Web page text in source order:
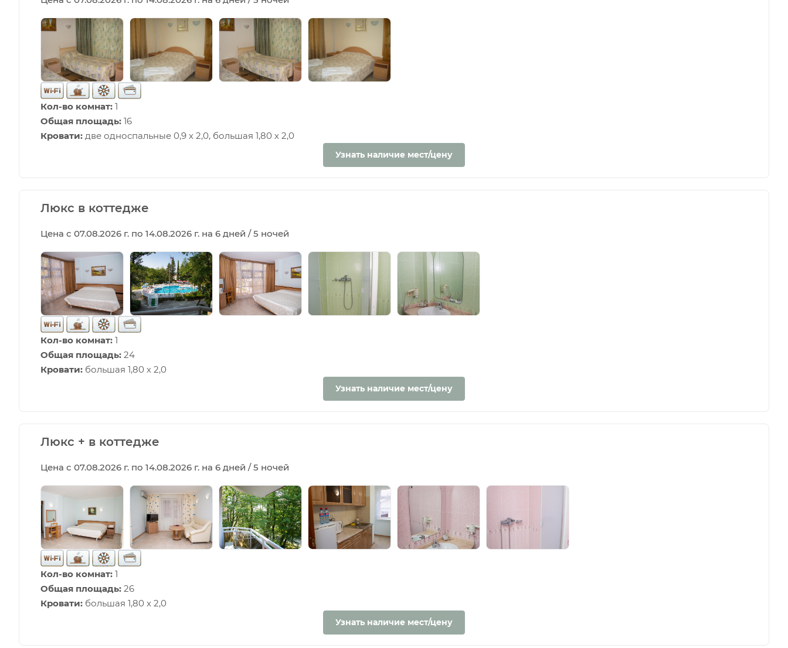
Кол-во комнат: 1
Общая площадь: 16
Кровати: две односпальные 0,9 х 2,0, большая 1,80 х 2,0
Узнать наличие мест/цену
Люкс в коттедже
Цена с 07.08.2026 г. по 14.08.2026 г. на 6 дней / 5 ночей
Кол-во комнат: 1
Общая площадь: 24
Кровати: большая 1,80 х 2,0
Узнать наличие мест/цену
Люкс + в коттедже
Цена с 07.08.2026 г. по 14.08.2026 г. на 6 дней / 5 ночей
Кол-во комнат: 1
Общая площадь: 26
Кровати: большая 1,80 х 2,0
Узнать наличие мест/цену